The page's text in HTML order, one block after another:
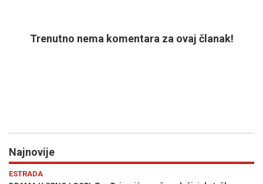
Trenutno nema komentara za ovaj članak!
Najnovije
POLITIKA